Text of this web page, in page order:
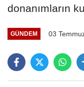
donanımların
GÜNDEM 03